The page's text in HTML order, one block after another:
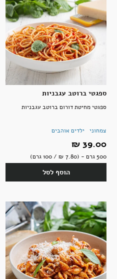
ספגטי ברוטב עגבניות
ספגטי מחיטת דורום ברוטב עגבניות
צמחוני ילדים אוהבים
39.00 ‏₪
500 גרם - (7.80 ‏₪ / 100 גרם)
הוסף לסל
וממתקים